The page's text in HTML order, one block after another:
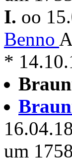
I. oo
Benno
*
um